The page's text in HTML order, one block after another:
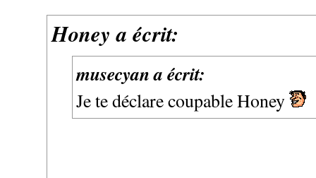
Honey a écrit:
musecyan a écrit:
Je te déclare coupable Honey